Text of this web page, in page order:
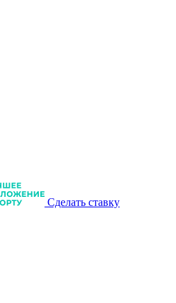
Сделать ставку